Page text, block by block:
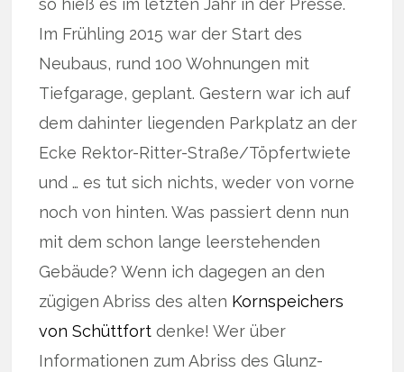
so hieß es im letzten Jahr in der Presse.
Im Frühling 2015 war der Start des
Neubaus, rund 100 Wohnungen mit
Tiefgarage, geplant. Gestern war ich auf
dem dahinter liegenden Parkplatz an der
Ecke Rektor-Ritter-Straße/Töpfertwiete
und … es tut sich nichts, weder von vorne
noch von hinten. Was passiert denn nun
mit dem schon lange leerstehenden
Gebäude? Wenn ich dagegen an den
zügigen Abriss des alten Kornspeichers
von Schüttfort denke! Wer über
Informationen zum Abriss des Glunz-